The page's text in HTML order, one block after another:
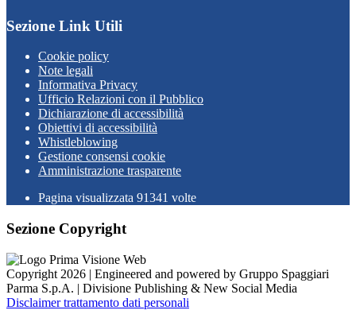
Sezione Link Utili
Cookie policy
Note legali
Informativa Privacy
Ufficio Relazioni con il Pubblico
Dichiarazione di accessibilità
Obiettivi di accessibilità
Whistleblowing
Gestione consensi cookie
Amministrazione trasparente
Pagina visualizzata 91341 volte
Sezione Copyright
Copyright 2026 | Engineered and powered by Gruppo Spaggiari
Parma S.p.A. | Divisione Publishing & New Social Media
Disclaimer trattamento dati personali